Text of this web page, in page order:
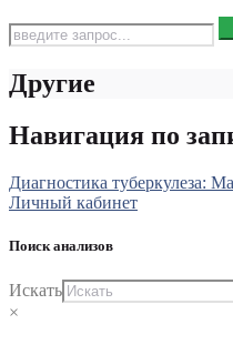
Другие
Навигация по
Диагностика туберкулеза:
Личный кабинет
Поиск анализов
Искать
×